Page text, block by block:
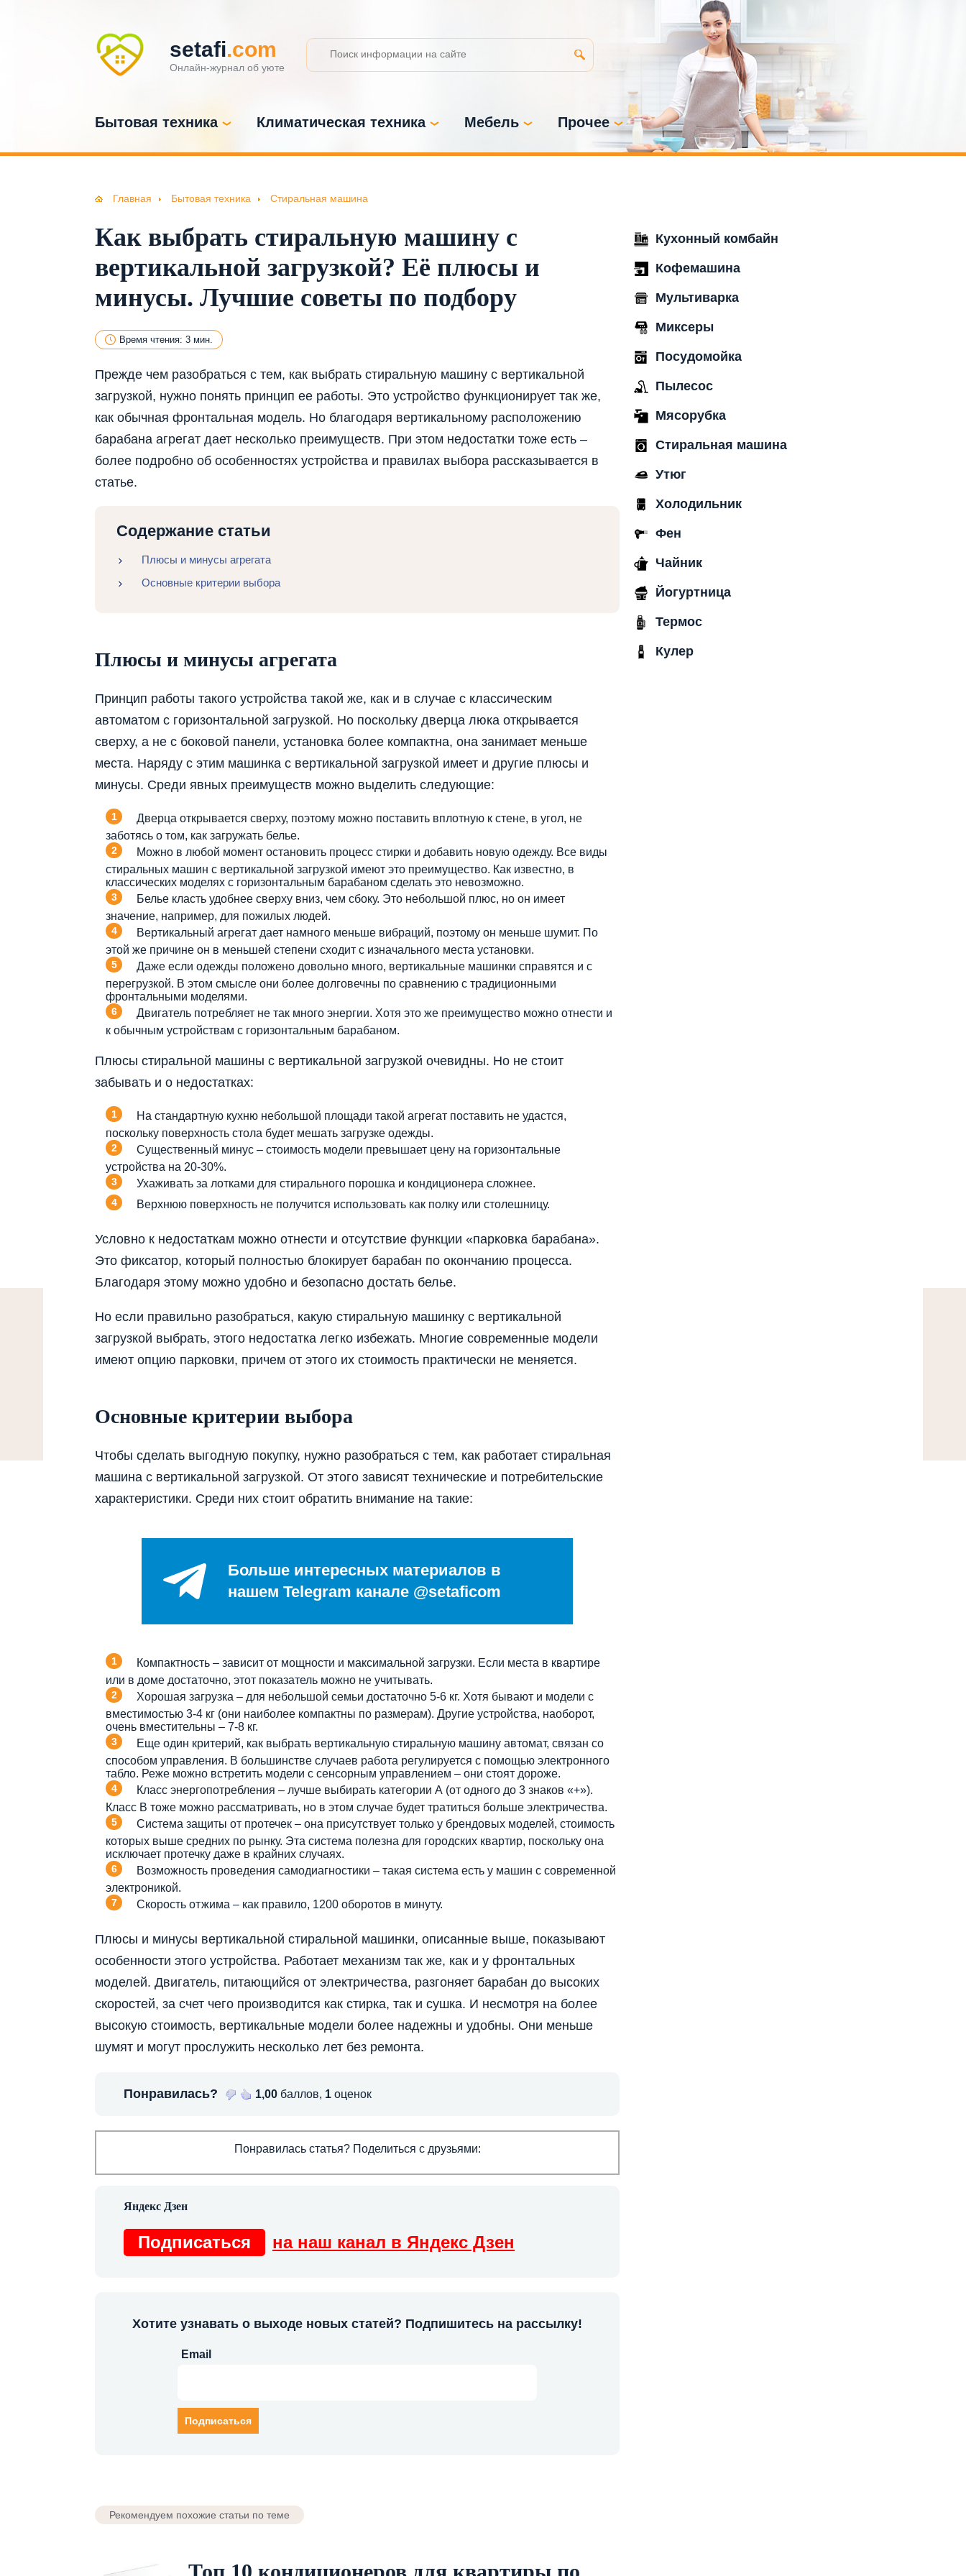
setafi.com
Онлайн-журнал об уюте
Бытовая техника Климатическая техника Мебель Прочее
Главная Бытовая техника Стиральная машина
Как выбрать стиральную машину с
вертикальной загрузкой? Её плюсы и
минусы. Лучшие советы по подбору
Время чтения: 3 мин.
Прежде чем разобраться с тем, как выбрать стиральную машину с вертикальной
загрузкой, нужно понять принцип ее работы. Это устройство функционирует так же,
как обычная фронтальная модель. Но благодаря вертикальному расположению
барабана агрегат дает несколько преимуществ. При этом недостатки тоже есть –
более подробно об особенностях устройства и правилах выбора рассказывается в
статье.
Содержание статьи
Плюсы и минусы агрегата
Основные критерии выбора
Плюсы и минусы агрегата
Принцип работы такого устройства такой же, как и в случае с классическим
автоматом с горизонтальной загрузкой. Но поскольку дверца люка открывается
сверху, а не с боковой панели, установка более компактна, она занимает меньше
места. Наряду с этим машинка с вертикальной загрузкой имеет и другие плюсы и
минусы. Среди явных преимуществ можно выделить следующие:
Дверца открывается сверху, поэтому можно поставить вплотную к стене, в угол, не
заботясь о том, как загружать белье.
Можно в любой момент остановить процесс стирки и добавить новую одежду. Все виды
стиральных машин с вертикальной загрузкой имеют это преимущество. Как известно, в
классических моделях с горизонтальным барабаном сделать это невозможно.
Белье класть удобнее сверху вниз, чем сбоку. Это небольшой плюс, но он имеет
значение, например, для пожилых людей.
Вертикальный агрегат дает намного меньше вибраций, поэтому он меньше шумит. По
этой же причине он в меньшей степени сходит с изначального места установки.
Даже если одежды положено довольно много, вертикальные машинки справятся и с
перегрузкой. В этом смысле они более долговечны по сравнению с традиционными
фронтальными моделями.
Двигатель потребляет не так много энергии. Хотя это же преимущество можно отнести и
к обычным устройствам с горизонтальным барабаном.
Плюсы стиральной машины с вертикальной загрузкой очевидны. Но не стоит
забывать и о недостатках:
На стандартную кухню небольшой площади такой агрегат поставить не удастся,
поскольку поверхность стола будет мешать загрузке одежды.
Существенный минус – стоимость модели превышает цену на горизонтальные
устройства на 20-30%.
Ухаживать за лотками для стирального порошка и кондиционера сложнее.
Верхнюю поверхность не получится использовать как полку или столешницу.
Условно к недостаткам можно отнести и отсутствие функции «парковка барабана».
Это фиксатор, который полностью блокирует барабан по окончанию процесса.
Благодаря этому можно удобно и безопасно достать белье.
Но если правильно разобраться, какую стиральную машинку с вертикальной
загрузкой выбрать, этого недостатка легко избежать. Многие современные модели
имеют опцию парковки, причем от этого их стоимость практически не меняется.
Основные критерии выбора
Чтобы сделать выгодную покупку, нужно разобраться с тем, как работает стиральная
машина с вертикальной загрузкой. От этого зависят технические и потребительские
характеристики. Среди них стоит обратить внимание на такие:
Больше интересных материалов в
нашем Telegram канале @setaficom
Компактность – зависит от мощности и максимальной загрузки. Если места в квартире
или в доме достаточно, этот показатель можно не учитывать.
Хорошая загрузка – для небольшой семьи достаточно 5-6 кг. Хотя бывают и модели с
вместимостью 3-4 кг (они наиболее компактны по размерам). Другие устройства, наоборот,
очень вместительны – 7-8 кг.
Еще один критерий, как выбрать вертикальную стиральную машину автомат, связан со
способом управления. В большинстве случаев работа регулируется с помощью электронного
табло. Реже можно встретить модели с сенсорным управлением – они стоят дороже.
Класс энергопотребления – лучше выбирать категории А (от одного до 3 знаков «+»).
Класс В тоже можно рассматривать, но в этом случае будет тратиться больше электричества.
Система защиты от протечек – она присутствует только у брендовых моделей, стоимость
которых выше средних по рынку. Эта система полезна для городских квартир, поскольку она
исключает протечку даже в крайних случаях.
Возможность проведения самодиагностики – такая система есть у машин с современной
электроникой.
Скорость отжима – как правило, 1200 оборотов в минуту.
Плюсы и минусы вертикальной стиральной машинки, описанные выше, показывают
особенности этого устройства. Работает механизм так же, как и у фронтальных
моделей. Двигатель, питающийся от электричества, разгоняет барабан до высоких
скоростей, за счет чего производится как стирка, так и сушка. И несмотря на более
высокую стоимость, вертикальные модели более надежны и удобны. Они меньше
шумят и могут прослужить несколько лет без ремонта.
Понравилась? 1,00 баллов, 1 оценок
Понравилась статья? Поделиться с друзьями:
Подписаться на наш канал в Яндекс Дзен
Хотите узнавать о выходе новых статей? Подпишитесь на рассылку!
Email
Рекомендуем похожие статьи по теме
Кухонный комбайн
Кофемашина
Мультиварка
Миксеры
Посудомойка
Пылесос
Мясорубка
Стиральная машина
Утюг
Холодильник
Фен
Чайник
Йогуртница
Термос
Кулер